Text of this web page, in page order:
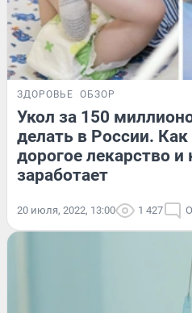
ЗДОРОВЬЕ ОБЗОР
Укол за 150
делать в России.
дорогое лекарство и
заработает
20 июля, 2022, 13:00 1 427